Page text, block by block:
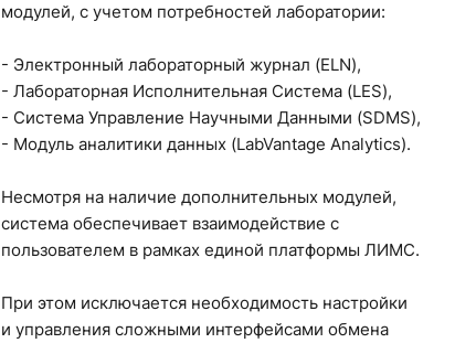
модулей, с учетом потребностей лаборатории:
- Электронный лабораторный журнал (ELN),
- Лабораторная Исполнительная Система (LES),
- Система Управление Научными Данными (SDMS),
- Модуль аналитики данных (LabVantage Analytics).
Несмотря на наличие дополнительных модулей,
система обеспечивает взаимодействие с
пользователем в рамках единой платформы ЛИМС.
При этом исключается необходимость настройки
и управления сложными интерфейсами обмена